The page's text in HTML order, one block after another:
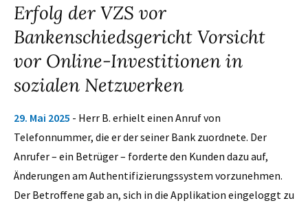
Erfolg der VZS vor
Bankenschiedsgericht Vorsicht
vor Online-Investitionen in
sozialen Netzwerken
29. Mai 2025 - Herr B. erhielt einen Anruf von
Telefonnummer, die er der seiner Bank zuordnete. Der
Anrufer – ein Betrüger – forderte den Kunden dazu auf,
Änderungen am Authentifizierungssystem vorzunehmen.
Der Betroffene gab an, sich in die Applikation eingeloggt zu